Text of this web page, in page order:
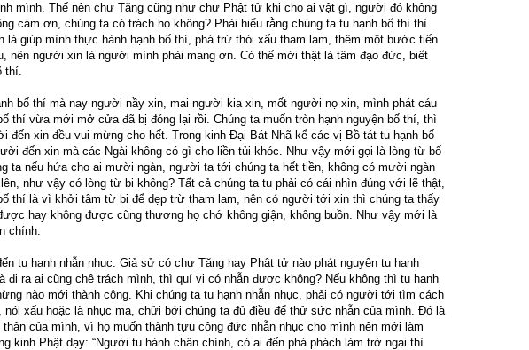
mình. Thế nên chư Tăng cũng như chư Phật tử khi cho ai vật gì, người đó không
cám ơn, chúng ta có trách họ không? Phải hiểu rằng chúng ta tu hạnh bố thí thì
là giúp mình thực hành hạnh bố thí, phá trừ thói xấu tham lam, thêm một bước tiến
nên người xin là người mình phải mang ơn. Có thế mới thật là tâm đạo đức, biết
thí.
bố thí mà nay người nầy xin, mai người kia xin, mốt người nọ xin, mình phát cáu
thí vừa mới mở cửa đã bị đóng lại rồi. Chúng ta muốn tròn hạnh nguyện bố thí, thì
đến xin đều vui mừng cho hết. Trong kinh Đại Bát Nhã kể các vị Bồ tát tu hạnh bố
đến xin mà các Ngài không có gì cho liền tủi khóc. Như vậy mới gọi là lòng từ bố
ta nếu hứa cho ai mười ngàn, người ta tới chúng ta hết tiền, không có mười ngàn
lên, như vậy có lòng từ bi không? Tất cả chúng ta tu phải có cái nhìn đúng với lẽ thật,
thí là vì khởi tâm từ bi để dẹp trừ tham lam, nên có người tới xin thì chúng ta thấy
hay không được cũng thương họ chớ không giận, không buồn. Như vậy mới là
chính.
tu hạnh nhẫn nhục. Giả sử có chư Tăng hay Phật tử nào phát nguyện tu hạnh
đi ra ai cũng chê trách mình, thì quí vị có nhẫn được không? Nếu không thì tu hạnh
nào mới thành công. Khi chúng ta tu hạnh nhẫn nhục, phải có người tới tìm cách
nói xấu hoặc là nhục mạ, chửi bới chúng ta đủ điều để thử sức nhẫn của mình. Đó là
của mình, vì họ muốn thành tựu công đức nhẫn nhục cho mình nên mới làm
kinh Phật dạy: “Người tu hành chân chính, có ai đến phá phách làm trở ngại thì